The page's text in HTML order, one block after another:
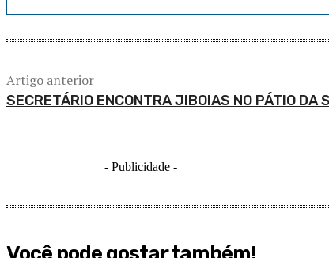
Artigo anterior
SECRETÁRIO ENCONTRA JIBOIAS NO PÁTIO DA
- Publicidade -